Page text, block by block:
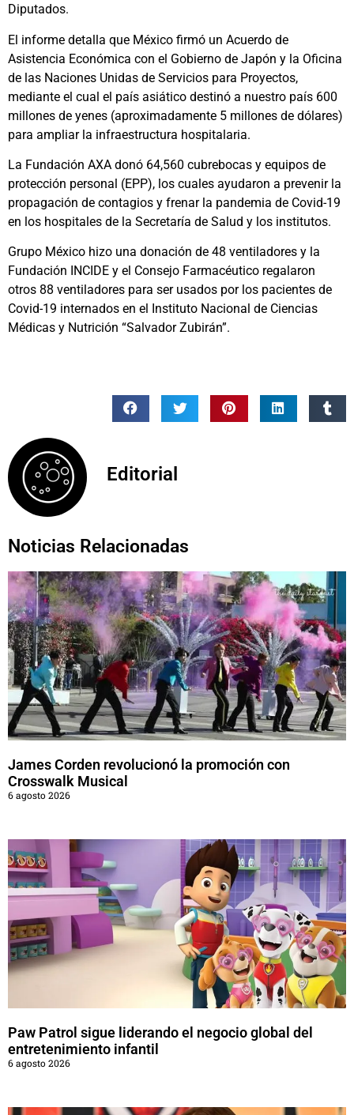
Diputados.
El informe detalla que México firmó un Acuerdo de
Asistencia Económica con el Gobierno de Japón y la Oficina
de las Naciones Unidas de Servicios para Proyectos,
mediante el cual el país asiático destinó a nuestro país 600
millones de yenes (aproximadamente 5 millones de dólares)
para ampliar la infraestructura hospitalaria.
La Fundación AXA donó 64,560 cubrebocas y equipos de
protección personal (EPP), los cuales ayudaron a prevenir la
propagación de contagios y frenar la pandemia de Covid-19
en los hospitales de la Secretaría de Salud y los institutos.
Grupo México hizo una donación de 48 ventiladores y la
Fundación INCIDE y el Consejo Farmacéutico regalaron
otros 88 ventiladores para ser usados por los pacientes de
Covid-19 internados en el Instituto Nacional de Ciencias
Médicas y Nutrición “Salvador Zubirán”.
Editorial
Noticias Relacionadas
James Corden revolucionó la promoción con
Crosswalk Musical
6 agosto 2026
Paw Patrol sigue liderando el negocio global del
entretenimiento infantil
6 agosto 2026